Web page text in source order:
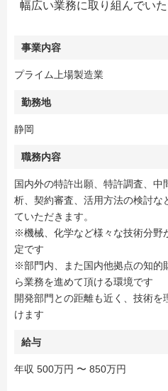
幅広い業務に取り組んでい
事業内容
プライム上場製造業
勤務地
静岡
職務内容
国内外の特許出願、特許調査、
析、契約審査、活用方法の検討な
ていただきます。
※機械、化学など様々な技術分野
定です
※部門内、また国内他拠点の知的
ら業務を進めて頂ける環境です
開発部門との距離も近く、技術
けます
給与
年収 500万円 〜 850万円